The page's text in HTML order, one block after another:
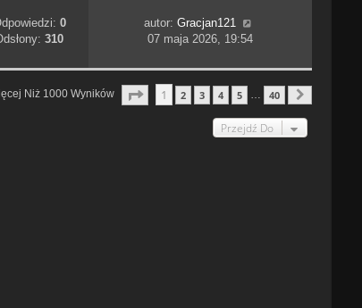
0
310
autor:Gracjan121
07 maja 2026, 19:54
Niż 1000 Wyników Strona 1Z 40
1 2 3 4 5 … 40
Przejdź Do